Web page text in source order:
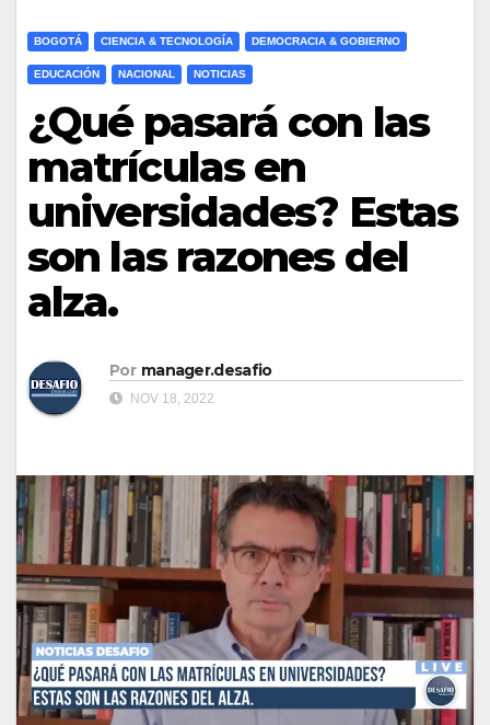
BOGOTÁ CIENCIA & TECNOLOGÍA DEMOCRACIA & GOBIERNO
EDUCACIÓN NACIONAL NOTICIAS
¿Qué pasará con las
matrículas en
universidades? Estas
son las razones del
alza.
Por manager.desafio
NOV 18, 2022